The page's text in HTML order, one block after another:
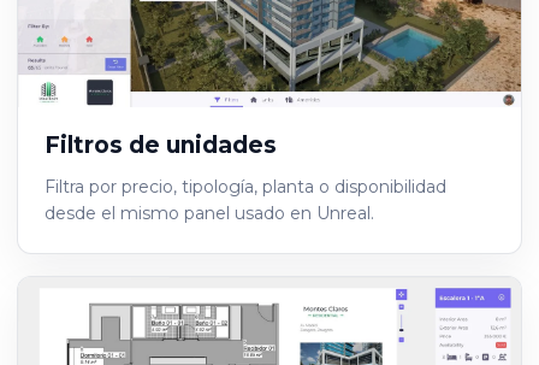
Filtros de unidades
Filtra por precio, tipología, planta o disponibilidad
desde el mismo panel usado en Unreal.